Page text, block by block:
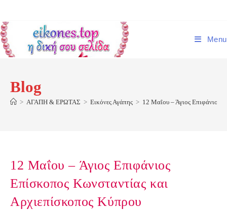
content
Menu
Blog
> ΑΓΑΠΗ & ΕΡΩΤΑΣ > Εικόνες Αγάπης > 12 Μαΐου – Άγιος Επιφάνιος
12 Μαΐου – Άγιος Επιφάνιος
Επίσκοπος Κωνσταντίας και
Αρχιεπίσκοπος Κύπρου